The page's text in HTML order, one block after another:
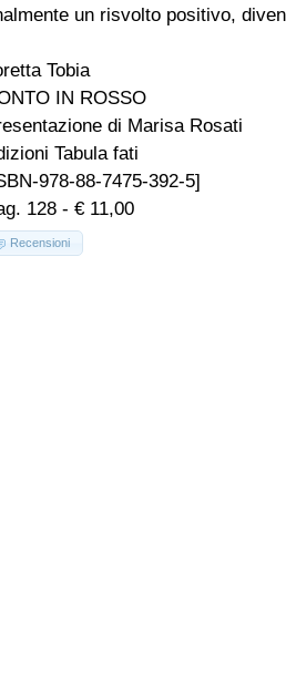
un risvolto positivo,
Tobia
IN ROSSO
di Marisa Rosati
Tabula fati
978-88-7475-392-5]
128 - € 11,00
Recensioni